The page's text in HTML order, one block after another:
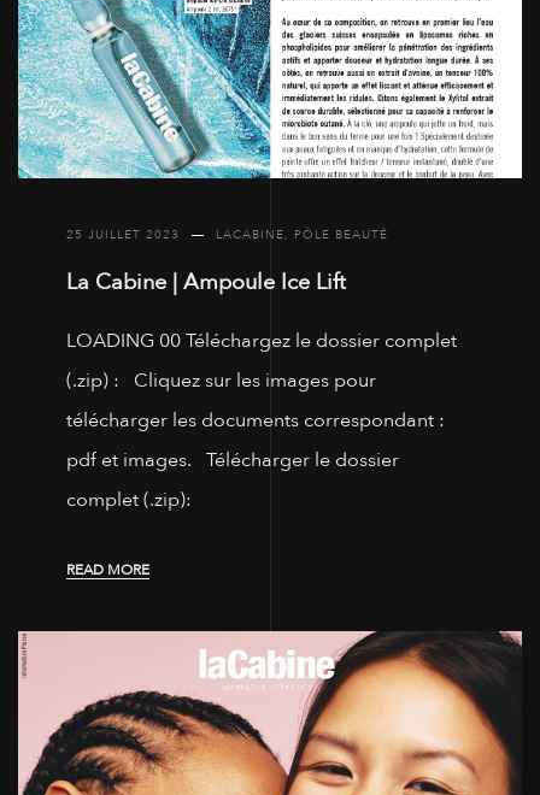
25 JUILLET 2023 LACABINE, PÔLE BEAUTÉ
La Cabine | Ampoule Ice Lift
LOADING 00 Téléchargez le dossier complet
(.zip) : Cliquez sur les images pour
télécharger les documents correspondant :
pdf et images. Télécharger le dossier
complet (.zip):
READ MORE